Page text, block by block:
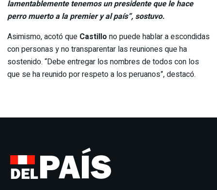
lamentablemente tenemos un presidente que le hace
perro muerto a la premier y al país”, sostuvo.
Asimismo, acotó que Castillo no puede hablar a escondidas
con personas y no transparentar las reuniones que ha
sostenido. “Debe entregar los nombres de todos con los
que se ha reunido por respeto a los peruanos”, destacó.